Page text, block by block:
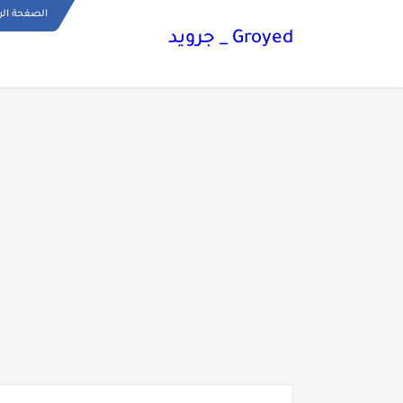
الصفحة
Groyed _ جرويد